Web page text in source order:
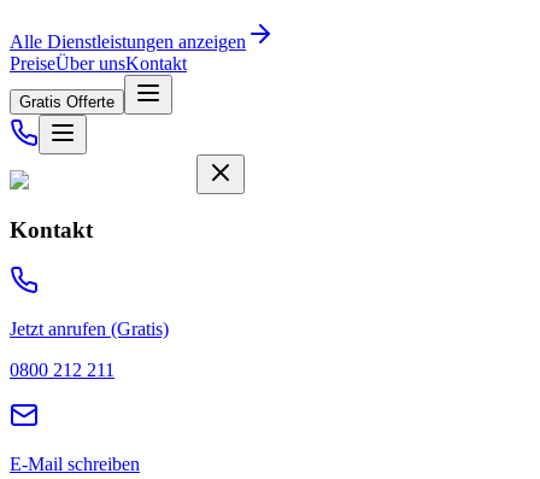
Alle Dienstleistungen anzeigen
PreiseÜber unsKontakt
Gratis Offerte
Kontakt
Jetzt anrufen (Gratis)
0800 212 211
E-Mail schreiben